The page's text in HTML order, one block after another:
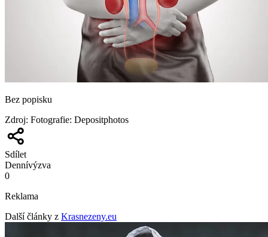
Bez popisku
Zdroj: Fotografie: Depositphotos
Sdílet
Dennívýzva
0
Reklama
Další články z Krasnezeny.eu